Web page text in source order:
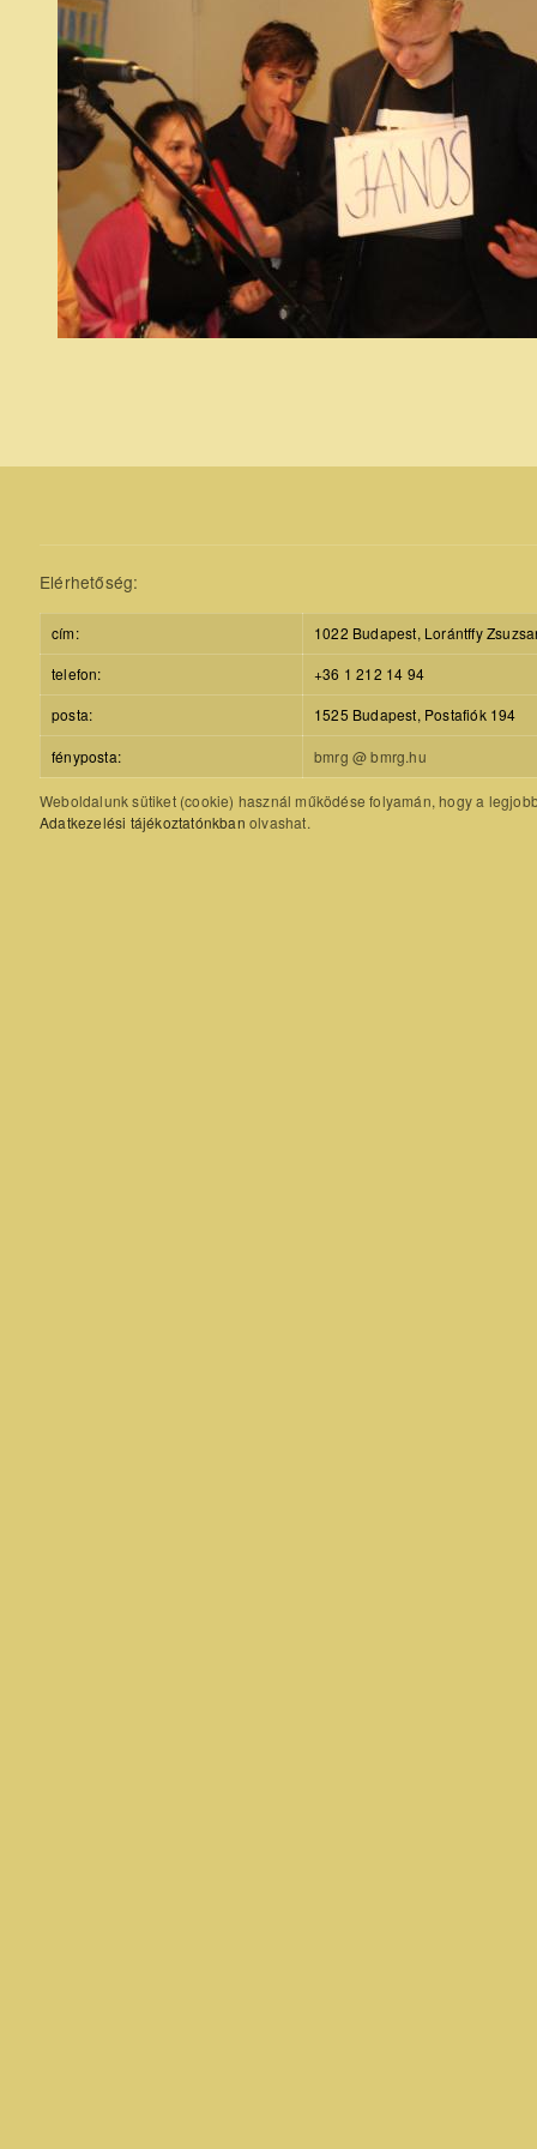
Elérhetőség:
cím:
1022 Budapest, Lorántffy
telefon:
+36 1 212 14 94
posta:
1525 Budapest, Postafiók 194
fényposta: bmrg @ bmrg.hu
Weboldalunk sütiket (cookie) használ működése folyamán, hogy a
Adatkezelési tájékoztatónkban olvashat.